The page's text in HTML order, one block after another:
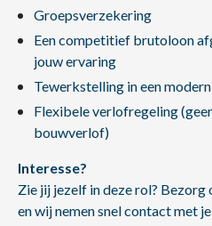
Groepsverzekering
Een competitief brutoloon
jouw ervaring
Tewerkstelling in een
Flexibele verlofregeling
bouwverlof)
Interesse?
Zie jij jezelf in deze rol? Bezorg
en wij nemen snel contact met